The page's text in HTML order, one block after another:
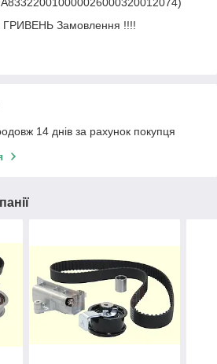
ГРИВЕНЬ Замовлення !!!!
14 днів за рахунок покупця